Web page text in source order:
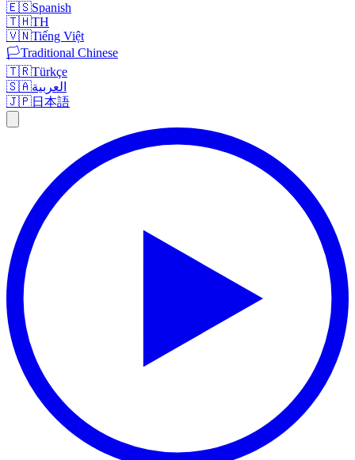
🇪🇸Spanish
🇹🇭TH
🇻🇳Tiếng Việt
🏳️Traditional Chinese
🇹🇷Türkçe
🇸🇦العربية
🇯🇵日本語